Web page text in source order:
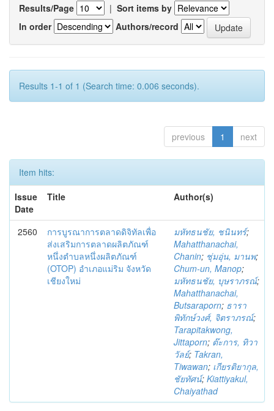
Results/Page | Sort items by
In order
Authors/record
Results 1-1 of 1 (Search time: 0.006 seconds).
previous 1 next
Item hits:
Issue
Date
Title Author(s)
2560
การบูรณาการตลาดดิจิทัลเพื่อ
ส่งเสริมการตลาดผลิตภัณฑ์
หนึ่งตำบลหนึ่งผลิตภัณฑ์
(OTOP) อำเภอแม่ริม จังหวัด
เชียงใหม่
มหัทธนชัย, ชนินทร์;
Mahatthanachai,
Chanin; ชุ่มอุ่น, มานพ;
Chum-un, Manop;
มหัทธนชัย, บุษราภรณ์;
Mahatthanachai,
Butsaraporn; ธารา
พิทักษ์วงศ์, จิตราภรณ์;
Tarapitakwong,
Jittaporn; ต๊ะการ, ทิวา
วัลย์; Takran,
Tiwawan; เกียรติยากุล,
ชัยทัศน์; Kiattiyakul,
Chaiyathad